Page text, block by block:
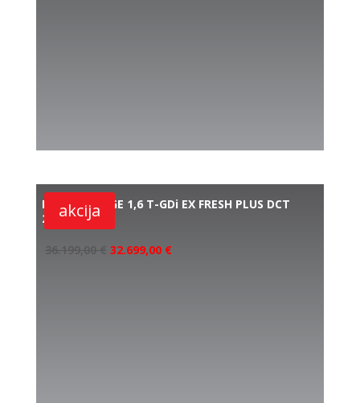
akcija
KIA SPORTAGE 1,6 T-GDi EX FRESH PLUS DCT
2WD
36.199,00€ 32.699,00 €